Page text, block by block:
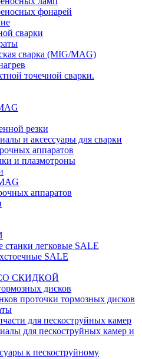
фонарей
сварки
сварка (MIG/MAG)
точечной сварки.
резки
и аксессуары для сварки
аппаратов
и плазмотроны
аппаратов
легковые SALE
SALE
СКИДКОЙ
дисков
проточки тормозных дисков
для пескоструйных камер
для пескоструйных камер и
к пескоструйному